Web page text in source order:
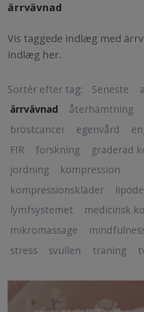
ärrvävnad
Vis taggede indlæg med
indlæg her.
Sortér efter tag: Seneste
ärrvävnad
återhämtning
bröstcancer
egenvård
FIR
forskning
graderad
jordning
kompression
kompressionskläder
lymfsystemet
medicinsk
mikromassage
stress
svullen träning